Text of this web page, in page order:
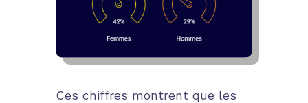
Ces chiffres montrent que les